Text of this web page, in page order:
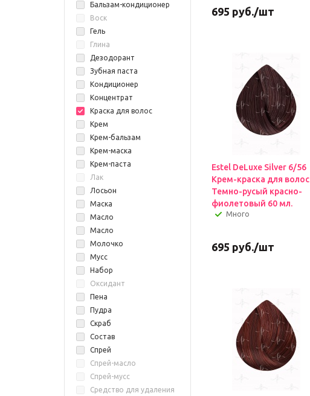
Бальзам-кондиционер
Воск
Гель
Глина
Дезодорант
Зубная паста
Кондиционер
Концентрат
Краска для волос
Крем
Крем-бальзам
Крем-маска
Крем-паста
Лак
Лосьон
Маска
Масло
Масло
Молочко
Мусс
Набор
Оксидант
Пена
Пудра
Скраб
Состав
Спрей
Спрей-масло
Спрей-мусс
Средство для удаления краски с кожи
695 руб./шт
Estel DeLuxe Silver 6/56
Крем-краска для волос
Темно-русый красно-
фиолетовый 60 мл.
Много
695 руб./шт